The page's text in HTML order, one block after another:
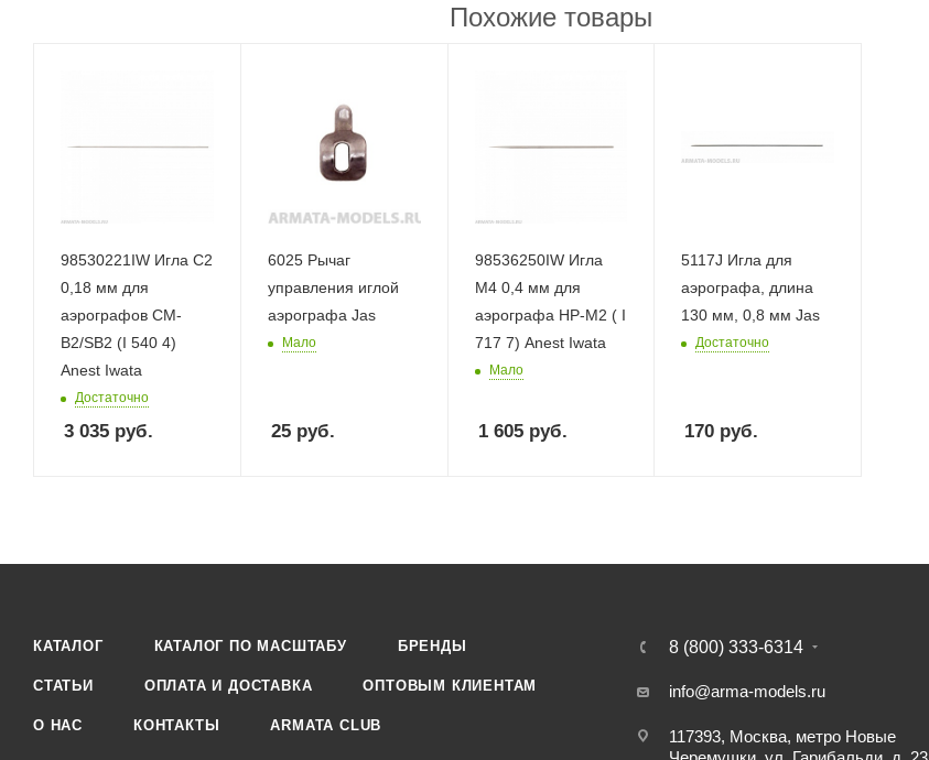
Похожие товары
98530221IW Игла C2
0,18 мм для
аэрографов CM-
B2/SB2 (I 540 4)
Anest Iwata
Достаточно
3 035 руб.
6025 Рычаг
управления иглой
аэрографа Jas
Мало
25руб.
98536250IW Игла
M4 0,4 мм для
аэрографа HP-M2 ( I
717 7) Anest Iwata
Мало
1 605руб.
5117J Игла для
аэрографа, длина
130 мм, 0,8 мм Jas
Достаточно
170 руб.
КАТАЛОГ КАТАЛОГ ПО МАСШТАБУ БРЕНДЫ
СТАТЬИ ОПЛАТА И ДОСТАВКА ОПТОВЫМ КЛИЕНТАМ
О НАС КОНТАКТЫ ARMATA CLUB
8 (800) 333-6314
info@arma-models.ru
117393, Москва, метро Новые